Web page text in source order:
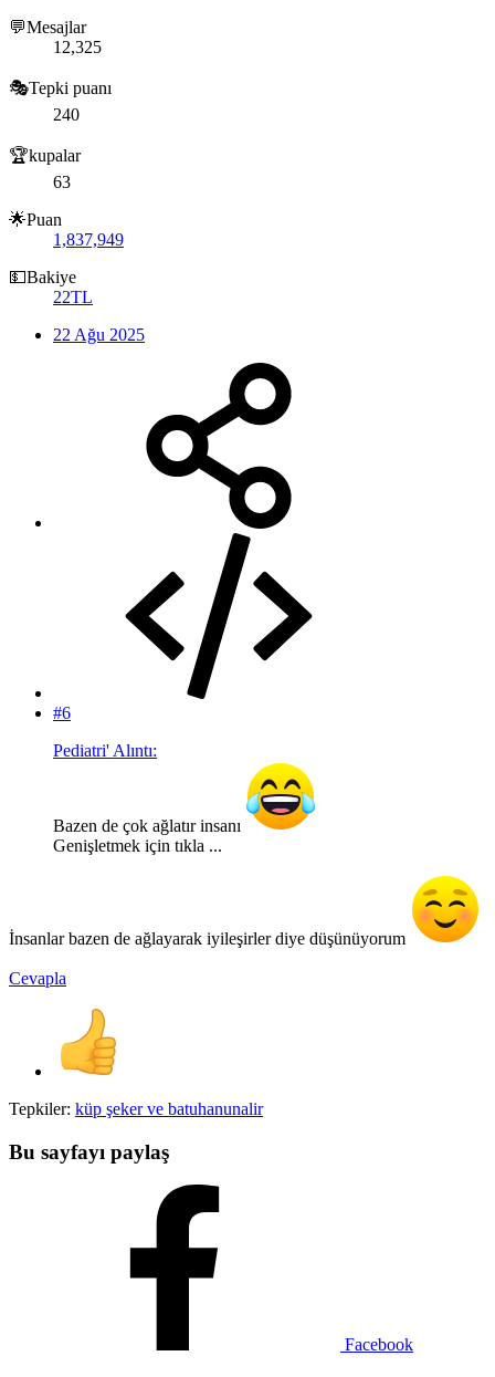
💬Mesajlar
12,325
🎭Tepki puanı
240
🏆kupalar
63
🌟Puan
1,837,949
💵Bakiye
22TL
22 Ağu 2025
#6
Pediatri' Alıntı:
Bazen de çok ağlatır insanı
Genişletmek için tıkla ...
İnsanlar bazen de ağlayarak iyileşirler diye düşünüyorum
Cevapla
Tepkiler: küp şekerve batuhanunalir
Bu sayfayı paylaş
Facebook